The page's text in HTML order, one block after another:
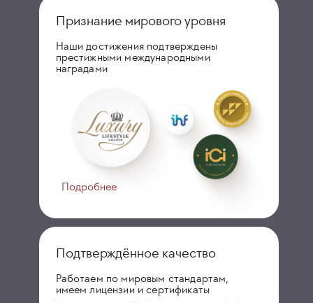
Признание мирового уровня
Наши достижения подтверждены
престижными международными
наградами
Подробнее
Подтверждённое качество
Работаем по мировым стандартам,
имеем лицензии и сертификаты